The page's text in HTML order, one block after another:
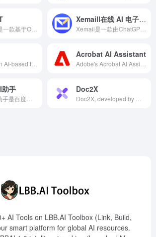
Xemaill在线 AI 电子邮件编写器
Acrobat AI Assistant
助手 Doc2X
AI Tools on LBB.AI Toolbox (Link, Build,
smart platform for global AI resources.